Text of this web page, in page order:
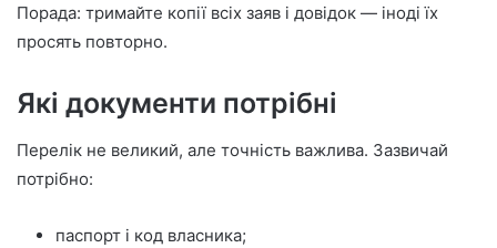
Порада: тримайте копії всіх заяв і довідок — іноді їх
просять повторно.
Які документи потрібні
Перелік не великий, але точність важлива. Зазвичай
потрібно:
паспорт і код власника;